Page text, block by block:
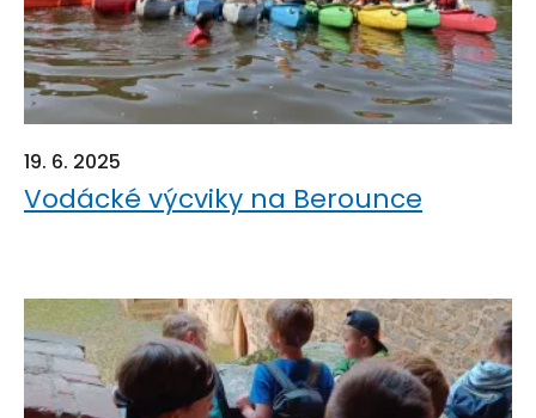
19. 6. 2025
Vodácké výcviky na Berounce